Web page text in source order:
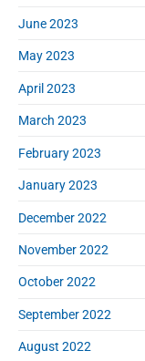
June 2023
May 2023
April 2023
March 2023
February 2023
January 2023
December 2022
November 2022
October 2022
September 2022
August 2022